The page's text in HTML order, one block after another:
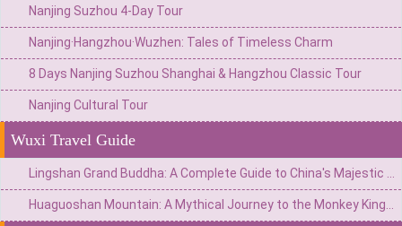
Nanjing Suzhou 4-Day Tour
Nanjing·Hangzhou·Wuzhen: Tales of Timeless Charm
8 Days Nanjing Suzhou Shanghai & Hangzhou Classic Tour
Nanjing Cultural Tour
Wuxi Travel Guide